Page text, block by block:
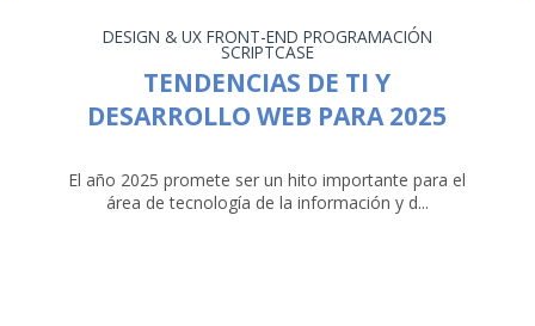
DESIGN & UX FRONT-END PROGRAMACIÓN
SCRIPTCASE
TENDENCIAS DE TI Y
DESARROLLO WEB PARA 2025
El año 2025 promete ser un hito importante para el
área de tecnología de la información y d...